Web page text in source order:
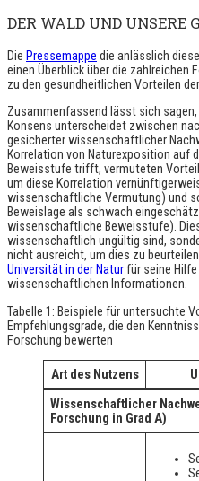
DER WALD UND UNSERE
Die Pressemappe die anlässlich
einen Überblick über die zahlreichen
zu den gesundheitlichen Vorteilen
Zusammenfassend lässt sich
Konsens unterscheidet zwischen
gesicherter wissenschaftlicher
Korrelation von Naturexposition auf
Beweisstufe trifft, vermuteten
um diese Korrelation
wissenschaftliche Vermutung) und
Beweislage als schwach
wissenschaftliche Beweisstufe).
wissenschaftlich ungültig sind,
nicht ausreicht, um dies zu
Universität in der Naturfür seine
wissenschaftlichen Informationen.
Tabelle 1: Beispiele für untersuchte
Empfehlungsgrade, die den
Forschung bewerten
Art des Nutzens
Wissenschaftlicher
Forschung in Grad A)